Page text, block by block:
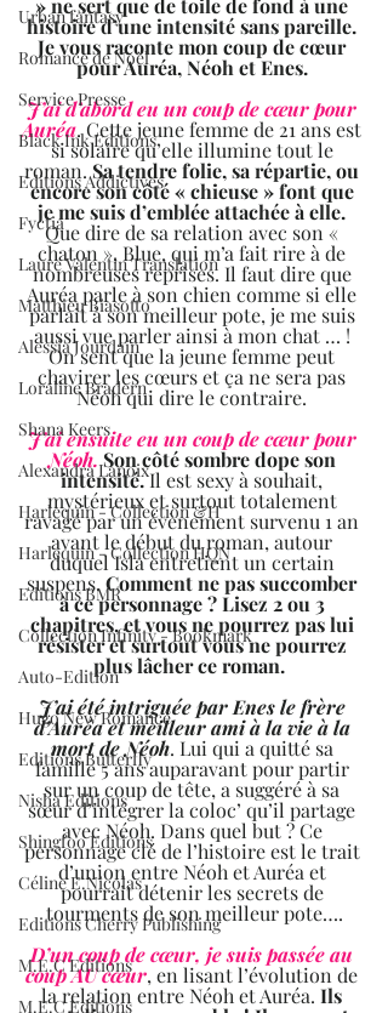
Urban fantasy
Romance de Noël
Service Presse
Black Ink Editions
Editions Addictives
Fyctia
Laure Valentin Translation
Matthieu Biasotto
Alessia Jourdain
Loraline Bradern
Shana Keers
Alexandra Lanoix
Harlequin - Collection &H
Harlequin - Collection HQN
Editions BMR
Collection Infinity - Bookmark
Auto-Edition
Hugo New Romance
Editions Butterfly
Nisha Editions
Shingfoo Editions
Céline E.Nicolas
Editions Cherry Publishing
M.E.C Editions
M.E.C Editions
» ne sert que de toile de fond à une
histoire d’une intensité sans pareille.
Je vous raconte mon coup de cœur
pour Auréa, Néoh et Enes.
J’ai d’abord eu un coup de cœur pour
Auréa. Cette jeune femme de 21 ans est
si solaire qu’elle illumine tout le
roman. Sa tendre folie, sa répartie, ou
encore son côté « chieuse » font que
je me suis d’emblée attachée à elle.
Que dire de sa relation avec son «
chaton », Blue, qui m’a fait rire à de
nombreuses reprises. Il faut dire que
Auréa parle à son chien comme si elle
parlait à son meilleur pote, je me suis
aussi vue parler ainsi à mon chat … !
On sent que la jeune femme peut
chavirer les cœurs et ça ne sera pas
Néoh qui dire le contraire.
J’ai ensuite eu un coup de cœur pour
Néoh. Son côté sombre dope son
intensité. Il est sexy à souhait,
mystérieux et surtout totalement
ravagé par un évènement survenu 1 an
avant le début du roman, autour
duquel Isla entretient un certain
suspens. Comment ne pas succomber
à ce personnage ? Lisez 2 ou 3
chapitres, et vous ne pourrez pas lui
résister et surtout vous ne pourrez
plus lâcher ce roman.
J’ai été intriguée par Enes le frère
d’Auréa et meilleur ami à la vie à la
mort de Néoh. Lui qui a quitté sa
famille 5 ans auparavant pour partir
sur un coup de tête, a suggéré à sa
sœur d’intégrer la coloc’ qu’il partage
avec Néoh. Dans quel but ? Ce
personnage clé de l’histoire est le trait
d’union entre Néoh et Auréa et
pourrait détenir les secrets de
tourments de son meilleur pote….
D’un coup de cœur, je suis passée au
coup AU cœur, en lisant l’évolution de
la relation entre Néoh et Auréa. Ils